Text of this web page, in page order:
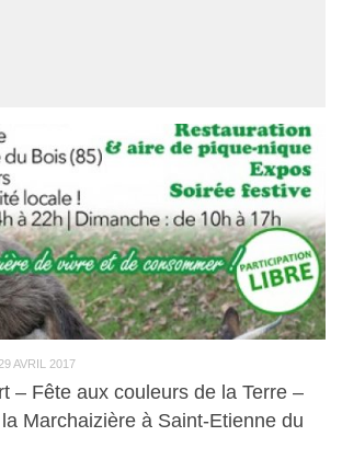
29 AVRIL 2017
– Fête aux couleurs de la Terre –
Marchaizière à Saint-Etienne du